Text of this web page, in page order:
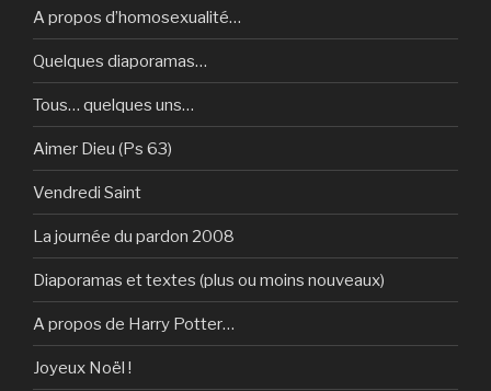
A propos d’homosexualité…
Quelques diaporamas…
Tous… quelques uns…
Aimer Dieu (Ps 63)
Vendredi Saint
La journée du pardon 2008
Diaporamas et textes (plus ou moins nouveaux)
A propos de Harry Potter…
Joyeux Noël !